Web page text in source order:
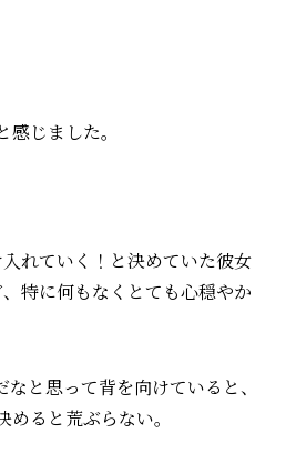
じました。
れていく！と決めていた彼女
特に何もなくとても心穏やか
と思って背を向けていると、
めると荒ぶらない。